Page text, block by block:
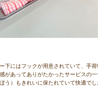
下にはフックが用意されていて、手
があってありがたかったサービスの一
う）もきれいに保たれていて快適でし